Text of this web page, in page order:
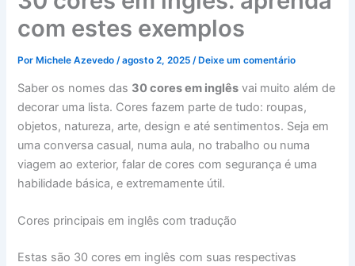
com estes exemplos
PorMichele Azevedo /agosto 2, 2025 /Deixe um comentário
Saber os nomes das 30 cores em inglês vai muito além de
decorar uma lista. Cores fazem parte de tudo: roupas,
objetos, natureza, arte, design e até sentimentos. Seja em
uma conversa casual, numa aula, no trabalho ou numa
viagem ao exterior, falar de cores com segurança é uma
habilidade básica, e extremamente útil.
Cores principais em inglês com tradução
Estas são 30 cores em inglês com suas respectivas